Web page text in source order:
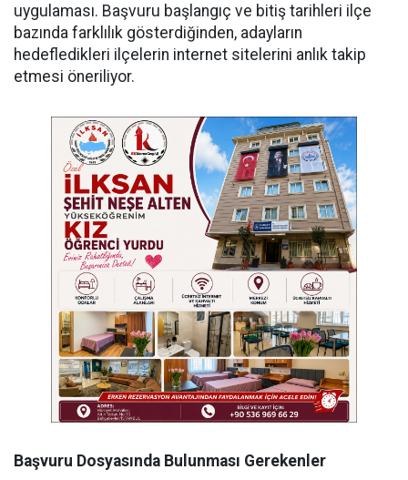
uygulaması. Başvuru başlangıç ve bitiş tarihleri ilçe
bazında farklılık gösterdiğinden, adayların
hedefledikleri ilçelerin internet sitelerini anlık takip
etmesi öneriliyor.
Başvuru Dosyasında Bulunması Gerekenler